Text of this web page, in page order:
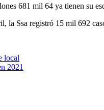
681 mil 64 ya tienen su
Ssa registró 15 mil 692
local
2021